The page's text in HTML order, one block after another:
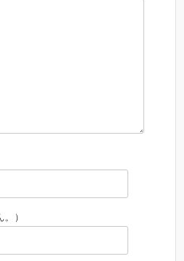
）